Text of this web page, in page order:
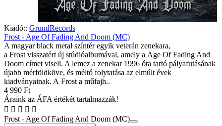
Kiadó:: GrundRecords
Frost - Age Of Fading And Doom (MC)
A magyar black metal színtér egyik veterán zenekara,
a Frost visszatért új stúdióalbumával, amely a Age Of Fading And
Doom címet viseli. A lemez a zenekar 1996 óta tartó pályafutásának
újabb mérföldköve, és méltó folytatása az elmúlt évek
kiadványainak. A Frost a műfajh..
4 990 Ft
Áraink az ÁFA értékét tartalmazzák!
Frost - Age Of Fading And Doom (MC)